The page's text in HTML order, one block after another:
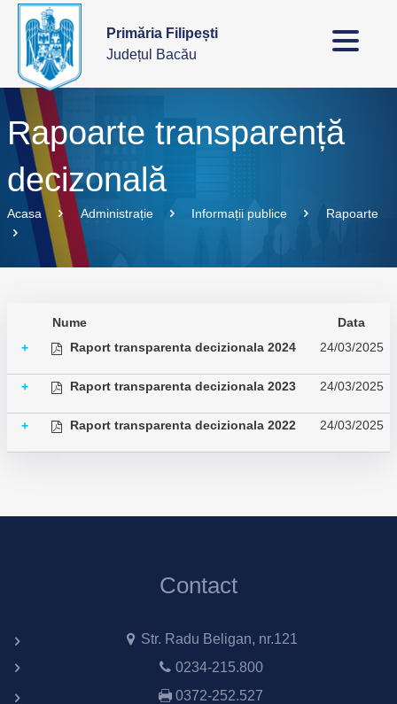
Primăria Filipești
Județul Bacău
Rapoarte transparență
decizonală
Acasa Administrație Informații publice Rapoarte
Nume
Data
+
Raport transparenta decizionala 2024 24/03/2025
+ Raport transparenta decizionala 2023 24/03/2025
+ Raport transparenta decizionala 2022 24/03/2025
Contact
Str. Radu Beligan, nr.121
0234-215.800
0372-252.527